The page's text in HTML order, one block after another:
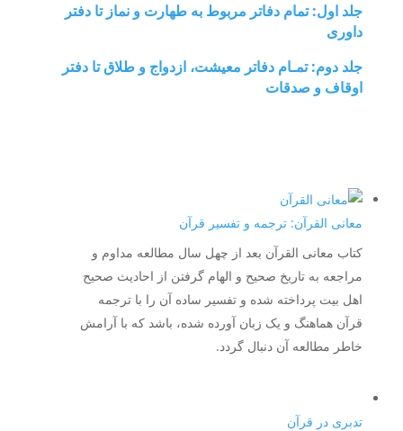
جلد اول: تمام دفاتر مربوط به طهارت و نماز تا دفتر
داوری
جلد دوم: تمـام دفاتر معیشت، ازدواج و طلاق تا دفتر
اوقاف و صدقات
معانی القرآن: ترجمه و تفسیر قرآن
کتاب معانی القرآن بعد از چهل سال مطالعه مداوم و
مراجعه به تاریخ صحیح و الهام گرفتن از احادیث صحیح
اهل بیت پرداخته شده و تفسیر ساده آن را با ترجمه
قرآن هماهنگ و یک زبان آورده شده، باشد که با آرامش
خاطر مطالعه آن دنبال گردد.
تدبری در قرآن